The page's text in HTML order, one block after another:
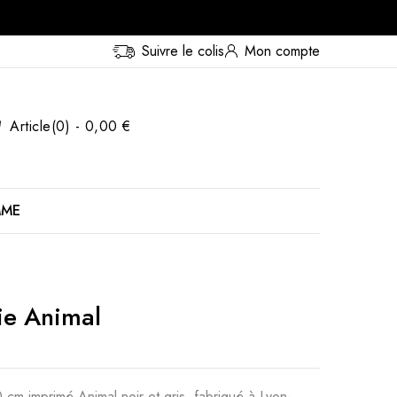
Suivre le colis Mon compte
Article(0) - 0,00 €
Animal